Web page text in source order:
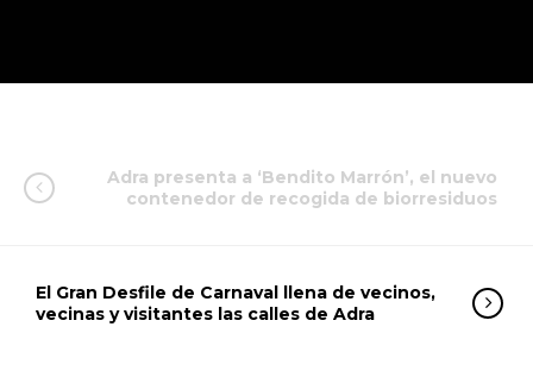
Adra presenta a ‘Bendito Marrón’, el nuevo
contenedor de recogida de biorresiduos
El Gran Desfile de Carnaval llena de vecinos,
vecinas y visitantes las calles de Adra